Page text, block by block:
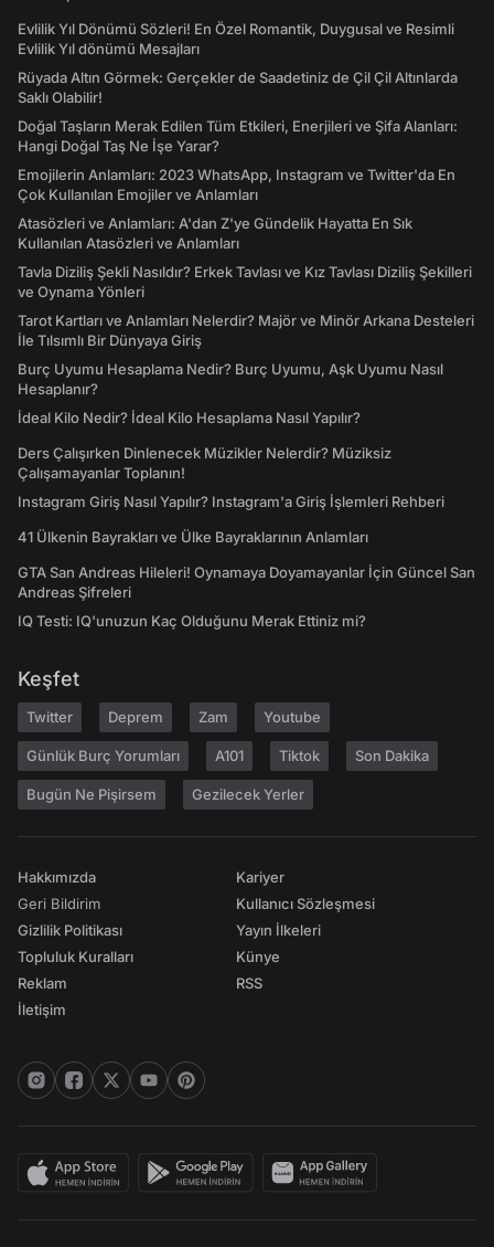
Evlilik Yıl Dönümü Sözleri! En Özel Romantik, Duygusal ve Resimli
Evlilik Yıl dönümü Mesajları
Rüyada Altın Görmek: Gerçekler de Saadetiniz de Çil Çil Altınlarda
Saklı Olabilir!
Doğal Taşların Merak Edilen Tüm Etkileri, Enerjileri ve Şifa Alanları:
Hangi Doğal Taş Ne İşe Yarar?
Emojilerin Anlamları: 2023 WhatsApp, Instagram ve Twitter'da En
Çok Kullanılan Emojiler ve Anlamları
Atasözleri ve Anlamları: A'dan Z'ye Gündelik Hayatta En Sık
Kullanılan Atasözleri ve Anlamları
Tavla Diziliş Şekli Nasıldır? Erkek Tavlası ve Kız Tavlası Diziliş Şekilleri
ve Oynama Yönleri
Tarot Kartları ve Anlamları Nelerdir? Majör ve Minör Arkana Desteleri
İle Tılsımlı Bir Dünyaya Giriş
Burç Uyumu Hesaplama Nedir? Burç Uyumu, Aşk Uyumu Nasıl
Hesaplanır?
İdeal Kilo Nedir? İdeal Kilo Hesaplama Nasıl Yapılır?
Ders Çalışırken Dinlenecek Müzikler Nelerdir? Müziksiz
Çalışamayanlar Toplanın!
Instagram Giriş Nasıl Yapılır? Instagram'a Giriş İşlemleri Rehberi
41 Ülkenin Bayrakları ve Ülke Bayraklarının Anlamları
GTA San Andreas Hileleri! Oynamaya Doyamayanlar İçin Güncel San
Andreas Şifreleri
IQ Testi: IQ'unuzun Kaç Olduğunu Merak Ettiniz mi?
Keşfet
Twitter Deprem Zam Youtube
Günlük Burç Yorumları A101 Tiktok Son Dakika
Bugün Ne Pişirsem Gezilecek Yerler
Hakkımızda
Geri Bildirim
Gizlilik Politikası
Topluluk Kuralları
Reklam
İletişim
Kariyer
Kullanıcı Sözleşmesi
Yayın İlkeleri
Künye
RSS